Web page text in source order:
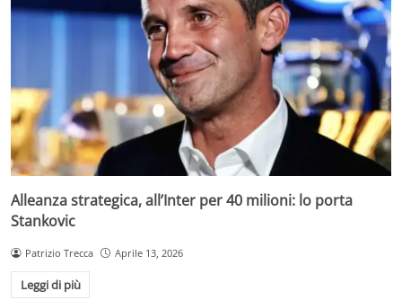
Alleanza strategica, all’Inter per 40 milioni: lo porta
Stankovic
Patrizio Trecca Aprile 13, 2026
Leggi di più